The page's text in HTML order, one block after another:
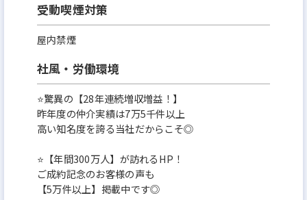
受動喫煙対策
屋内禁煙
社風・労働環境
⭐驚異の【28年連続増収増益！】
昨年度の仲介実績は7万5千件以上
高い知名度を誇る当社だからこそ◎
⭐【年間300万人】が訪れるHP！
ご成約記念のお客様の声も
【5万件以上】掲載中です◎